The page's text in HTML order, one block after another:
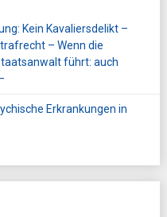
Kein Kavaliersdelikt –
– Wenn die
führt: auch
Erkrankungen in